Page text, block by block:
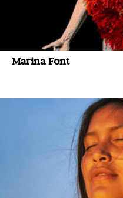
Marina Font